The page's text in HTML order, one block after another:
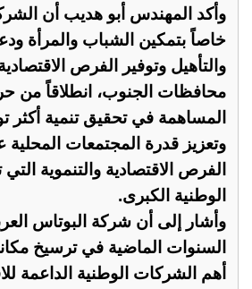
وأكد المهندس أبو هديب أن
خاصاً بتمكين الشباب والمرأة
والتأهيل وتوفير الفرص
محافظات الجنوب، انطلاقاً من
المساهمة في تحقيق تنمية أكثر
وتعزيز قدرة المجتمعات المحلية
الفرص الاقتصادية والتنموية
الوطنية الكبرى.
وأشار إلى أن شركة البوتاس
السنوات الماضية في ترسيخ
أهم الشركات الوطنية الداعمة